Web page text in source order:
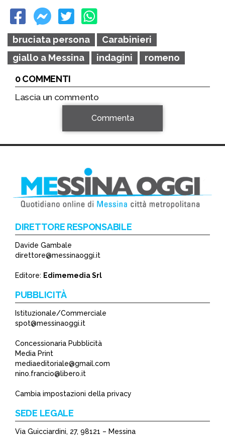
bruciata persona
Carabinieri
giallo a Messina
indagini
romeno
0 COMMENTI
Lascia un commento
*
Commenta
DIRETTORE RESPONSABILE
Davide Gambale
direttore@messinaoggi.it
Editore: Edimemedia Srl
PUBBLICITÀ
Istituzionale/Commerciale
spot@messinaoggi.it
Concessionaria Pubblicità
Media Print
mediaeditoriale@gmail.com
nino.francio@libero.it
Cambia impostazioni della privacy
SEDE LEGALE
Via Guicciardini, 27, 98121 – Messina